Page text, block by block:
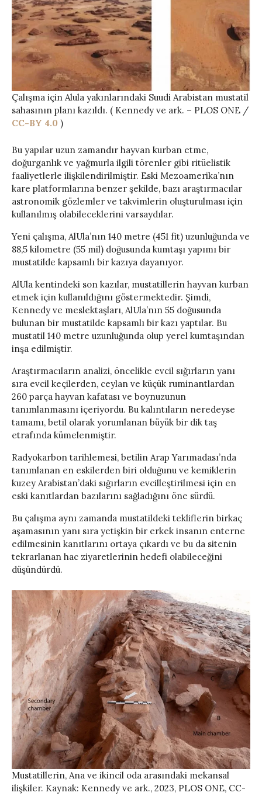
Çalışma için Alula yakınlarındaki Suudi Arabistan mustatil
sahasının planı kazıldı. ( Kennedy ve ark. – PLOS ONE /
CC-BY 4.0 )
Bu yapılar uzun zamandır hayvan kurban etme,
doğurganlık ve yağmurla ilgili törenler gibi ritüelistik
faaliyetlerle ilişkilendirilmiştir. Eski Mezoamerika’nın
kare platformlarına benzer şekilde, bazı araştırmacılar
astronomik gözlemler ve takvimlerin oluşturulması için
kullanılmış olabileceklerini varsaydılar.
Yeni çalışma, AlUla’nın 140 metre (451 fit) uzunluğunda ve
88,5 kilometre (55 mil) doğusunda kumtaşı yapımı bir
mustatilde kapsamlı bir kazıya dayanıyor.
AlUla kentindeki son kazılar, mustatillerin hayvan kurban
etmek için kullanıldığını göstermektedir. Şimdi,
Kennedy ve meslektaşları, AlUla’nın 55 doğusunda
bulunan bir mustatilde kapsamlı bir kazı yaptılar. Bu
mustatil 140 metre uzunluğunda olup yerel kumtaşından
inşa edilmiştir.
Araştırmacıların analizi, öncelikle evcil sığırların yanı
sıra evcil keçilerden, ceylan ve küçük ruminantlardan
260 parça hayvan kafatası ve boynuzunun
tanımlanmasını içeriyordu. Bu kalıntıların neredeyse
tamamı, betil olarak yorumlanan büyük bir dik taş
etrafında kümelenmiştir.
Radyokarbon tarihlemesi, betilin Arap Yarımadası’nda
tanımlanan en eskilerden biri olduğunu ve kemiklerin
kuzey Arabistan’daki sığırların evcilleştirilmesi için en
eski kanıtlardan bazılarını sağladığını öne sürdü.
Bu çalışma aynı zamanda mustatildeki tekliflerin birkaç
aşamasının yanı sıra yetişkin bir erkek insanın enterne
edilmesinin kanıtlarını ortaya çıkardı ve bu da sitenin
tekrarlanan hac ziyaretlerinin hedefi olabileceğini
düşündürdü.
Mustatillerin, Ana ve ikincil oda arasındaki mekansal
ilişkiler. Kaynak: Kennedy ve ark., 2023, PLOS ONE, CC-